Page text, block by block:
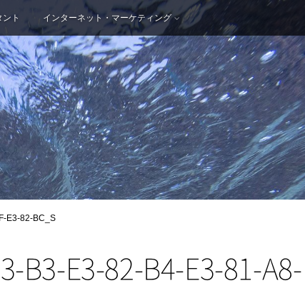
ト インターネット・マーケティング
E3-82-BC_S
B3-E3-82-B4-E3-81-A8-